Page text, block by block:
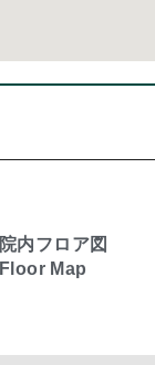
院内フロア図
Floor Map